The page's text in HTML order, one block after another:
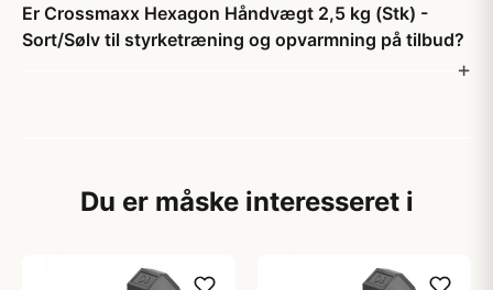
Er Crossmaxx Hexagon Håndvægt 2,5 kg (Stk) -
Sort/Sølv til styrketræning og opvarmning på tilbud?
Du er måske interesseret i